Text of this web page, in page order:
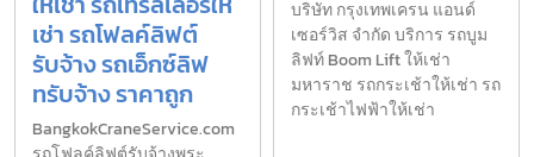
เช่า รถโฟลค์ลิฟต์
รับจ้าง รถเอ็กซ์ลิฟ
ทรับจ้าง ราคาถูก
BangkokCraneService.com
บริษัท กรุงเทพเครน แอนด์
เซอร์วิส จำกัด บริการ รถบูม
ลิฟท์ Boom Lift ให้เช่า
มหาราช รถกระเช้าให้เช่า รถ
กระเช้าไฟฟ้าให้เช่า